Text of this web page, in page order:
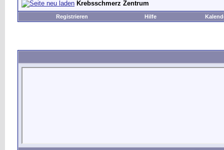
Krebsschmerz Zentrum
Registrieren Hilfe